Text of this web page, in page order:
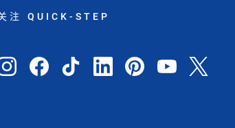
注 QUICK-STEP